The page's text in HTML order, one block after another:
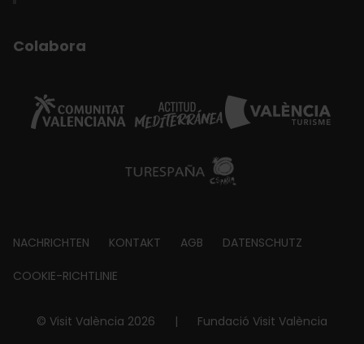
Colabora
Footer
about
NACHRICHTEN KONTAKT AGB DATENSCHUTZ
COOKIE-RICHTLINIE
© Visit València 2026 | Fundació Visit València